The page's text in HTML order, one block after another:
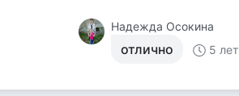
Надежда Осокина
отлично 5 лет